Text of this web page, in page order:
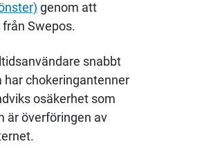
genom att
Swepos.
snabbt
chokeringantenner
osäkerhet som
är överföringen av